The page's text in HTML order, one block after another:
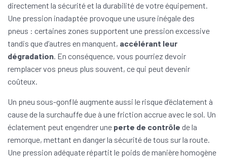
directement la sécurité et la durabilité de votre équipement.
Une pression inadaptée provoque une usure inégale des
pneus : certaines zones supportent une pression excessive
tandis que d’autres en manquent, accélérant leur
dégradation . En conséquence, vous pourriez devoir
remplacer vos pneus plus souvent, ce qui peut devenir
coûteux.
Un pneu sous-gonflé augmente aussi le risque d’éclatement à
cause de la surchauffe due à une friction accrue avec le sol. Un
éclatement peut engendrer une perte de contrôle de la
remorque, mettant en danger la sécurité de tous sur la route.
Une pression adéquate répartit le poids de manière homogène